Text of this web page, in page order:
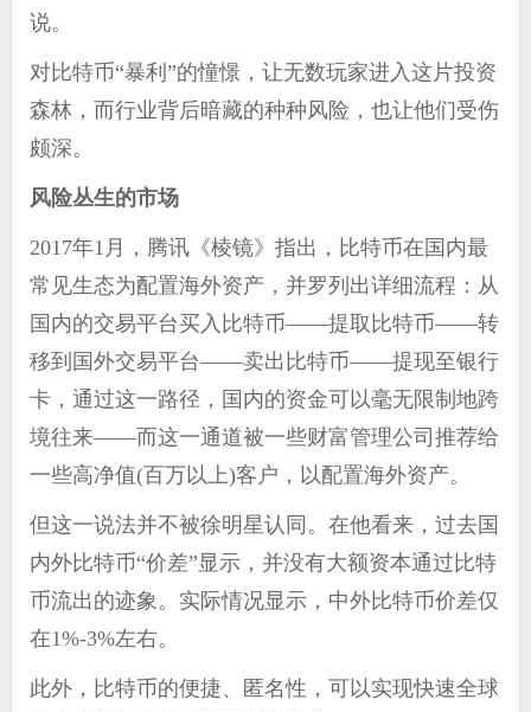
说。
对比特币“暴利”的憧憬，让无数玩家进入这片投资
森林，而行业背后暗藏的种种风险，也让他们受伤
颇深。
风险丛生的市场
2017年1月， 腾讯《棱镜》指出，比特币在国内最
常见生态为配置海外资产，并罗列出详细流程：从
国内的交易平台买入比特币——提取比特币——转
移到国外交易平台——卖出比特币——提现至银行
卡，通过这一路径，国内的资金可以毫无限制地跨
境往来——而这一通道被一些财富管理公司推荐给
一些高净值(百万以上)客户，以配置海外资产。
但这一说法并不被徐明星认同。在他看来，过去国
内外比特币“价差”显示，并没有大额资本通过比特
币流出的迹象。实际情况显示，中外比特币价差仅
在1%-3%左右。
此外，比特币的便捷、匿名性，可以实现快速全球